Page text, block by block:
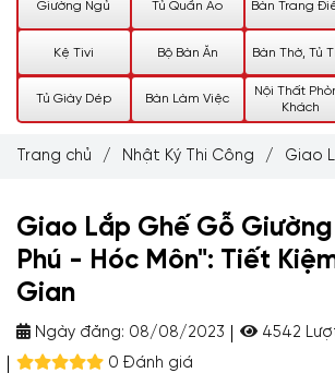
Giường Ngủ Tủ Quần Áo Bàn Trang
Kệ Tivi Bộ Bàn Ăn Bàn Thờ, Tủ
Tủ Giày Dép Bàn Làm Việc
Nội Thất
Khách
Trang chủ / Nhật Ký Thi Công / Giao
Giao Lắp Ghế Gỗ
Phú - Hóc Môn": Tiết
Gian
Ngày đăng: 08/08/2023
4542
0 Đánh giá